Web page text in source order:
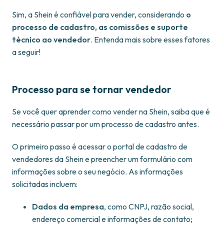
Sim, a Shein é confiável para vender, considerando o
processo de cadastro, as comissões e suporte
técnico ao vendedor. Entenda mais sobre esses fatores
a seguir!
Processo para se tornar vendedor
Se você quer aprender como vender na Shein, saiba que é
necessário passar por um processo de cadastro antes.
O primeiro passo é acessar o portal de cadastro de
vendedores da Shein e preencher um formulário com
informações sobre o seu negócio. As informações
solicitadas incluem:​
Dados da empresa, como CNPJ, razão social,
endereço comercial e informações de contato;